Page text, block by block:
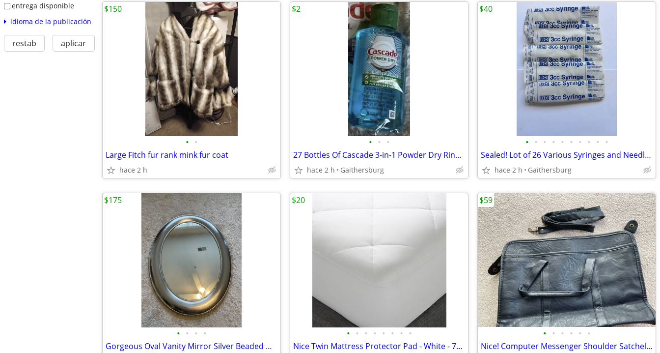
entrega disponible
idioma de la publicación
restab aplicar
• •
Large Fitch fur rank mink fur coat
hace 2 h
$150
• • •
27 Bottles Of Cascade 3-in-1 Powder Dry Rinse Aid 59 ml 2 fl oz
hace 2 h Gaithersburg
$2
• • • • • • • • • •
Sealed! Lot of 26 Various Syringes and Needles in Original Packing
hace 2 h Gaithersburg
$40
• • • •
Gorgeous Oval Vanity Mirror Silver Beaded Metal Frame Brushed Nickel P
$175
• • • • • • • •
Nice Twin Mattress Protector Pad - White - 75”x38”
$20
• • • • • •
Nice! Computer Messenger Shoulder Satchel Bag Black Faux Leather
$59